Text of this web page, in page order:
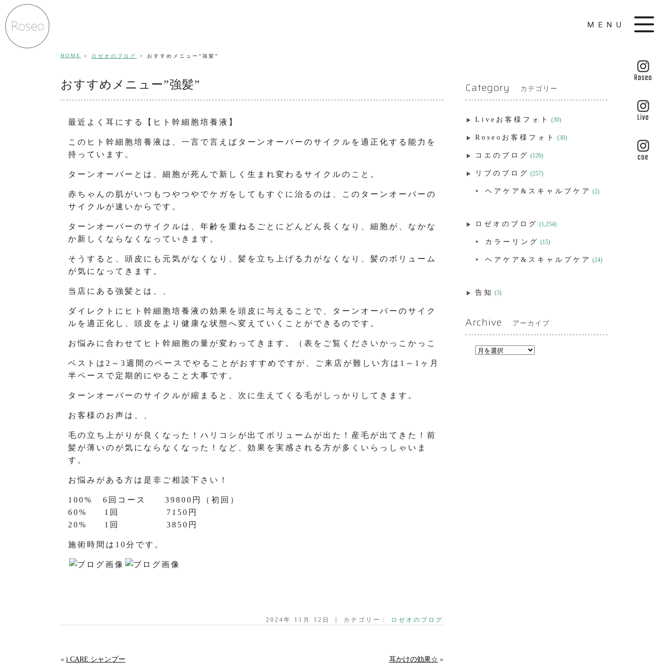
MENU
HOME ロゼオのブログ おすすめメニュー”強髪”
おすすめメニュー”強髪”
最近よく耳にする【ヒト幹細胞培養液】
このヒト幹細胞培養液は、一言で言えばターンオーバーのサイクルを適正化する能力を
持っています。
ターンオーバーとは、細胞が死んで新しく生まれ変わるサイクルのこと。
赤ちゃんの肌がいつもつやつやでケガをしてもすぐに治るのは、このターンオーバーの
サイクルが速いからです。
ターンオーバーのサイクルは、年齢を重ねるごとにどんどん長くなり、細胞が、なかな
か新しくならなくなっていきます。
そうすると、頭皮にも元気がなくなり、髪を立ち上げる力がなくなり、髪のボリューム
が気になってきます。
当店にある強髪とは、、
ダイレクトにヒト幹細胞培養液の効果を頭皮に与えることで、ターンオーバーのサイク
ルを適正化し、頭皮をより健康な状態へ変えていくことができるのです。
お悩みに合わせてヒト幹細胞の量が変わってきます。（表をご覧くださいかっこかっこ
ベストは2～3週間のペースでやることがおすすめですが、ご来店が難しい方は1～1ヶ月
半ペースで定期的にやること大事です。
ターンオーバーのサイクルが縮まると、次に生えてくる毛がしっかりしてきます。
お客様のお声は、、
毛の立ち上がりが良くなった！ハリコシが出てボリュームが出た！産毛が出てきた！前
髪が薄いのが気にならなくなった！など、効果を実感される方が多くいらっしゃいま
す。
お悩みがある方は是非ご相談下さい！
100% 6回コース 39800円（初回）
60% 1回 7150円
20% 1回 3850円
施術時間は10分です。
2024年 11月 12日 ｜ カテゴリー： ロゼオのブログ
« i CARE シャンプー 耳かけの効果☆ »
Category カテゴリー
Liveお客様フォト (30)
Roseoお客様フォト (30)
コエのブログ (126)
リブのブログ (257)
ヘアケア&スキャルプケア (2)
ロゼオのブログ (1,254)
カラーリング (15)
ヘアケア&スキャルプケア (24)
告知 (3)
Archive アーカイブ